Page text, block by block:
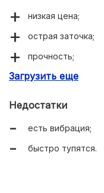
низкая цена;
острая заточка;
прочность;
долговечность.
Загрузить еще
Недостатки
есть вибрация;
быстро тупятся.